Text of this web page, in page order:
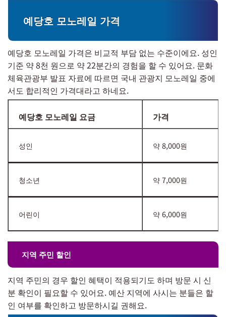
예당호 모노레일 가격
예당호 모노레일 가격은 비교적 부담 없는 수준이에요. 성인
기준 약 8천 원으로 약 22분간의 경험을 할 수 있어요. 문화
체육관광부 발표 자료에 따르면 국내 관광지 모노레일 중에
서도 합리적인 가격대라고 하네요.
예당호 모노레일 요금 가격
성인 약 8,000원
청소년 약 7,000원
어린이 약 6,000원
지역 주민 할인
지역 주민의 경우 할인 혜택이 적용되기도 하며 방문 시 신
분 확인이 필요할 수 있어요. 예산 지역에 사시는 분들은 할
인 여부를 확인하고 방문하시길 권해요.